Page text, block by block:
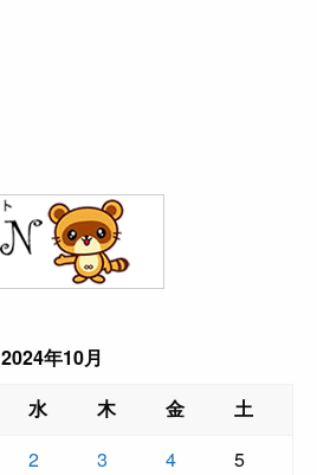
2024年10月
水 木 金
土
2 3 4
5